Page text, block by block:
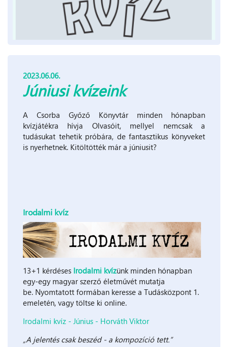
2023.06.06.
Júniusi kvízeink
A Csorba Győző Könyvtár minden hónapban
kvízjátékra hívja Olvasóit, mellyel nemcsak a
tudásukat tehetik próbára, de fantasztikus könyveket
is nyerhetnek. Kitöltötték már a júniusit?
Irodalmi kvíz
13+1 kérdéses Irodalmi kvízünk minden hónapban
egy-egy magyar szerző életművét mutatja
be. Nyomtatott formában keresse a Tudásközpont 1.
emeletén, vagy töltse ki online.
Irodalmi kvíz - Június - Horváth Viktor
„A jelentés csak beszéd - a kompozíció tett.”